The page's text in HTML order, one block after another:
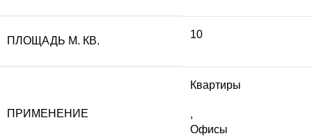
ПЛОЩАДЬ М. КВ.
10
ПРИМЕНЕНИЕ
Квартиры
,
Офисы